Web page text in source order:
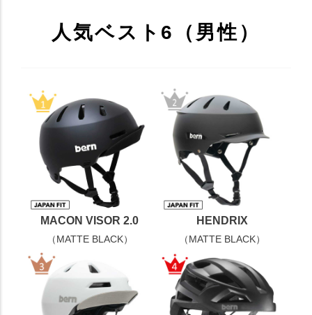
人気ベスト6（男性）
MACON VISOR 2.0
（MATTE BLACK）
HENDRIX
（MATTE BLACK）